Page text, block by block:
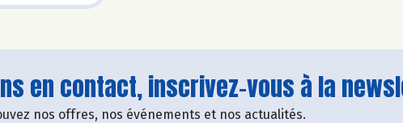
en contact, inscrivez-vous à la
nos offres, nos événements et nos actualités.